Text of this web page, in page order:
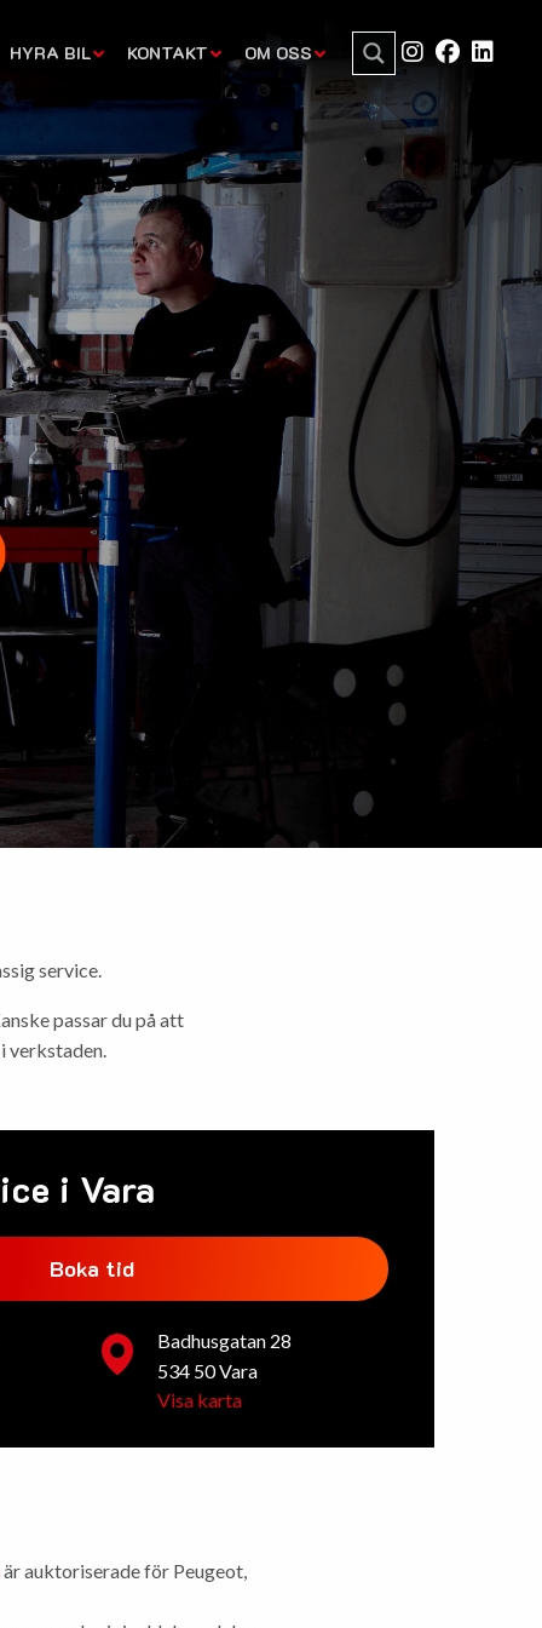
HYRA BIL KONTAKT OM OSS
service.
passar du på att
verkstaden.
i Vara
Boka tid
Badhusgatan 28
534 50 Vara
Visa karta
är auktoriserade för Peugeot,